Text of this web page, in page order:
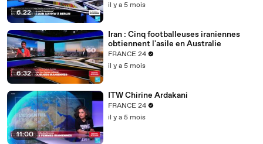
6:22
il y a 5 mois
6:32
Iran : Cinq footballeuses iraniennes
obtiennent l'asile en Australie
FRANCE 24
il y a 5 mois
11:00
ITW Chirine Ardakani
FRANCE 24
il y a 5 mois